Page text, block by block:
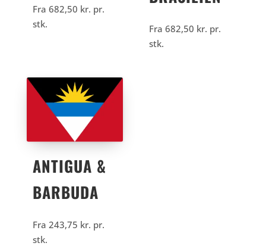
Fra 682,50 kr. pr.
stk.
Fra682,50 kr. pr.
stk.
ANTIGUA &
BARBUDA
Fra 243,75 kr. pr.
stk.